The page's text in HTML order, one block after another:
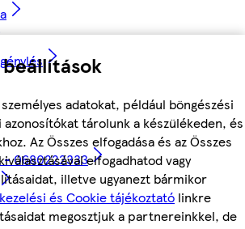
adatokat, például böngészési
azonosítókat tárolunk a készülékeden, és
Az Összes elfogadása és az Összes
elfogadhatod vagy
illetve ugyanezt bármikor
és Cookie tájékoztató linkre
megosztjuk a partnereinkkel, de
- 0680222333